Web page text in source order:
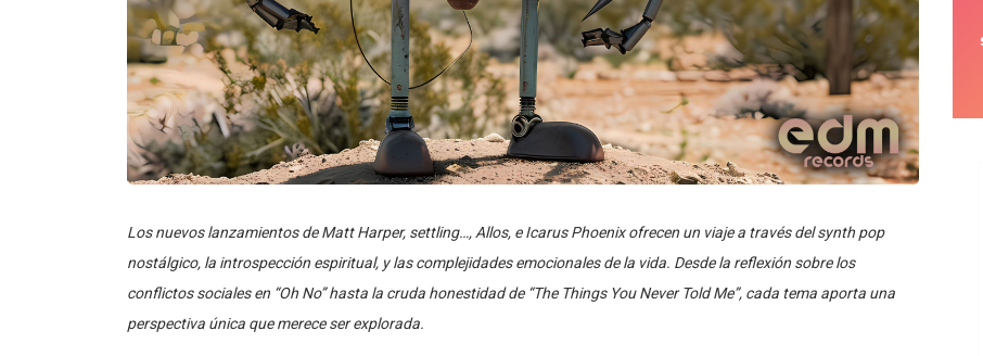
Los nuevos lanzamientos de Matt Harper, settling…, Allos, e Icarus Phoenix ofrecen un viaje a través del synth pop
nostálgico, la introspección espiritual, y las complejidades emocionales de la vida. Desde la reflexión sobre los
conflictos sociales en “Oh No” hasta la cruda honestidad de “The Things You Never Told Me”, cada tema aporta una
perspectiva única que merece ser explorada.